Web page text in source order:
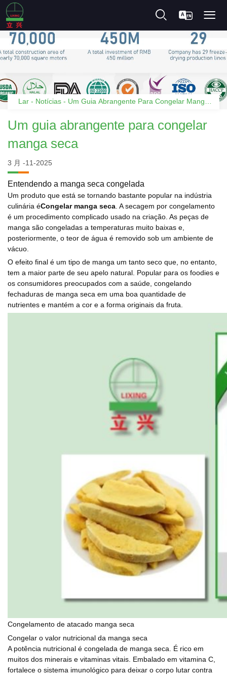
Lar - Notícias - Um Guia Abrangente Para Congelar Manga
Um guia abrangente para congelar
manga seca
3 月 -11-2025
Entendendo a manga seca congelada
Um produto que está se tornando bastante popular na indústria
culinária éCongelar manga seca . A secagem por congelamento
é um procedimento complicado usado na criação. As peças de
manga são congeladas a temperaturas muito baixas e,
posteriormente, o teor de água é removido sob um ambiente de
vácuo.
O efeito final é um tipo de manga um tanto seco que, no entanto,
tem a maior parte de seu apelo natural. Popular para os foodies e
os consumidores preocupados com a saúde, congelando
fechaduras de manga seca em uma boa quantidade de
nutrientes e mantém a cor e a forma originais da fruta.
Congelamento de atacado manga seca
Congelar o valor nutricional da manga seca
A potência nutricional é congelada de manga seca. É rico em
muitos dos minerais e vitaminas vitais. Embalado em vitamina C,
fortalece o sistema imunológico para deixar o corpo lutar contra